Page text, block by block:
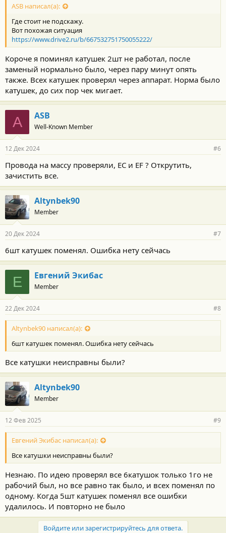
ASB написал(а):
Где стоит не подскажу.
Вот похожая ситуация
https://www.drive2.ru/b/667532751750055222/
Короче я поминял катушек 2шт не работал, после
заменый нормально было, через пару минут опять
также. Всех катушек проверял через аппарат. Норма было
катушек, до сих пор чек мигает.
A ASB
Well-Known Member
12 Дек 2024 #6
Провода на массу проверяли, EC и EF ? Открутить,
зачистить все.
Altynbek90
Member
20 Дек 2024 #7
6шт катушек поменял. Ошибка нету сейчась
Е Евгений Экибас
Member
22 Дек 2024 #8
Altynbek90 написал(а):
6шт катушек поменял. Ошибка нету сейчась
Все катушки неисправны были?
Altynbek90
Member
12 Фев 2025 #9
Евгений Экибас написал(а):
Все катушки неисправны были?
Незнаю. По идею проверял все 6катушок только 1го не
рабочий был, но все равно так было, и всех поменял по
одному. Когда 5шт катушек поменял все ошибки
удалилось. И повторно не было
Войдите или зарегистрируйтесь для ответа.